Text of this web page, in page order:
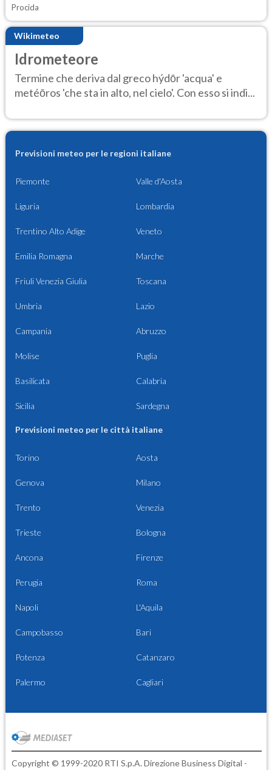
Procida
Wikimeteo
Idrometeore
Termine che deriva dal greco hýdōr 'acqua' e
metéōros 'che sta in alto, nel cielo'. Con esso si indi...
Previsioni meteo per le regioni italiane
Piemonte Valle d'Aosta
Liguria Lombardia
Trentino Alto Adige Veneto
Emilia Romagna Marche
Friuli Venezia Giulia Toscana
Umbria Lazio
Campania Abruzzo
Molise Puglia
Basilicata Calabria
Sicilia Sardegna
Previsioni meteo per le città italiane
Torino Aosta
Genova Milano
Trento Venezia
Trieste Bologna
Ancona Firenze
Perugia Roma
Napoli L'Aquila
Campobasso Bari
Potenza Catanzaro
Palermo Cagliari
Copyright © 1999-2020 RTI S.p.A. Direzione Business Digital -